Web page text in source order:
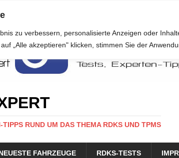
zu verbessern, personalisierte Anzeigen oder
„Alle akzeptieren" klicken, stimmen Sie der
TIPPS RUND UM DAS THEMA RDKS UND TPMS
FAHRZEUGE RDKS-TESTS